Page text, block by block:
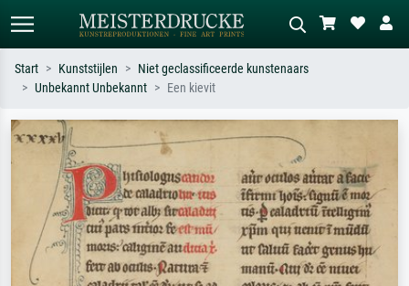
Zoek op kunstenaar, titel of stijl – bijv.
Monet, Sterrennacht, impressionisme,
Hokusai-golf, naakt.
Beschrijf de scène – bijv. groene
weide, abstract met veel rood, donker
olieverfschilderij, staand naakt naast
een boom.
Start Kunststijlen
Niet geclassificeerde kunstenaars
Unbekannt Unbekannt
Een kievit